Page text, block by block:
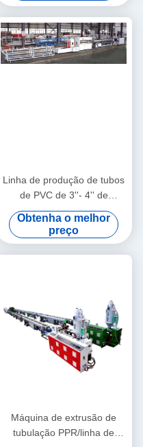
Linha de produção de tubos
de PVC de 3''- 4'' de
qualidade estável com
extrusora de parafuso duplo
cônico HYZS65/132
Obtenha o melhor
preço
Máquina de extrusão de
tubulação PPR/linha de